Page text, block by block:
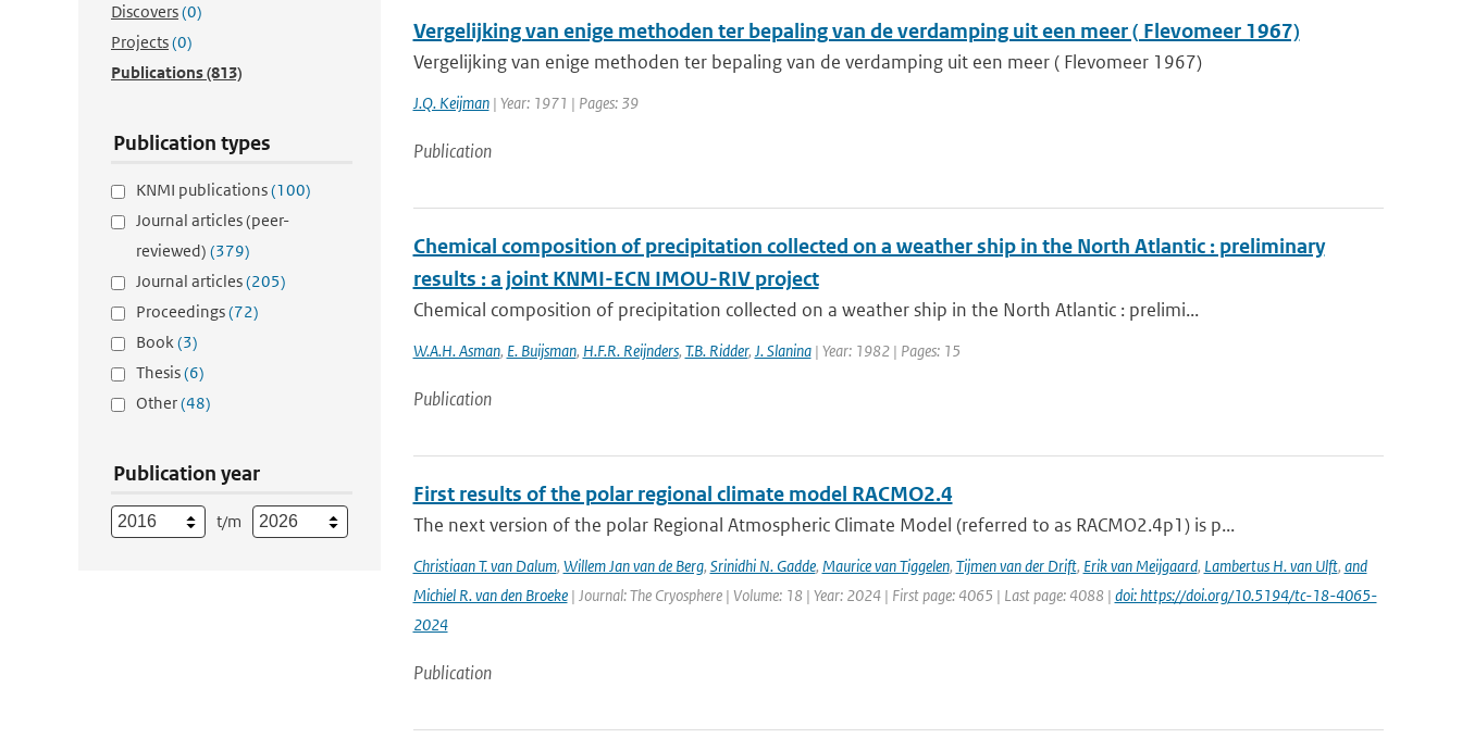
Discovers(0)
Projects(0)
Publications(813)
Publication types
KNMI publications(100)
Journal articles (peer-
reviewed) (379)
Journal articles(205)
Proceedings(72)
Book(3)
Thesis(6)
Other(48)
Publication year
t/m
Vergelijking van enige methoden ter bepaling van de verdamping uit een meer ( Flevomeer 1967)
Vergelijking van enige methoden ter bepaling van de verdamping uit een meer ( Flevomeer 1967)
J.Q. Keijman| Year: 1971 | Pages: 39
Publication
Chemical composition of precipitation collected on a weather ship in the North Atlantic : preliminary
results : a joint KNMI-ECN IMOU-RIV project
Chemical composition of precipitation collected on a weather ship in the North Atlantic : prelimi...
W.A.H. Asman, E. Buijsman, H.F.R. Reijnders, T.B. Ridder, J. Slanina| Year: 1982 | Pages: 15
Publication
First results of the polar regional climate model RACMO2.4
The next version of the polar Regional Atmospheric Climate Model (referred to as RACMO2.4p1) is p...
Christiaan T. van Dalum, Willem Jan van de Berg, Srinidhi N. Gadde, Maurice van Tiggelen, Tijmen van der Drift, Erik van Meijgaard, Lambertus H. van Ulft, and
Michiel R. van den Broeke| Journal: The Cryosphere | Volume: 18 | Year: 2024 | First page: 4065 | Last page: 4088 | doi: https://doi.org/10.5194/tc-18-4065-
2024
Publication